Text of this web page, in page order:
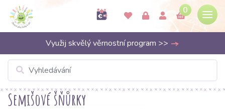
0
Využij skvělý věrnostní program >>
Semišové šňůrky